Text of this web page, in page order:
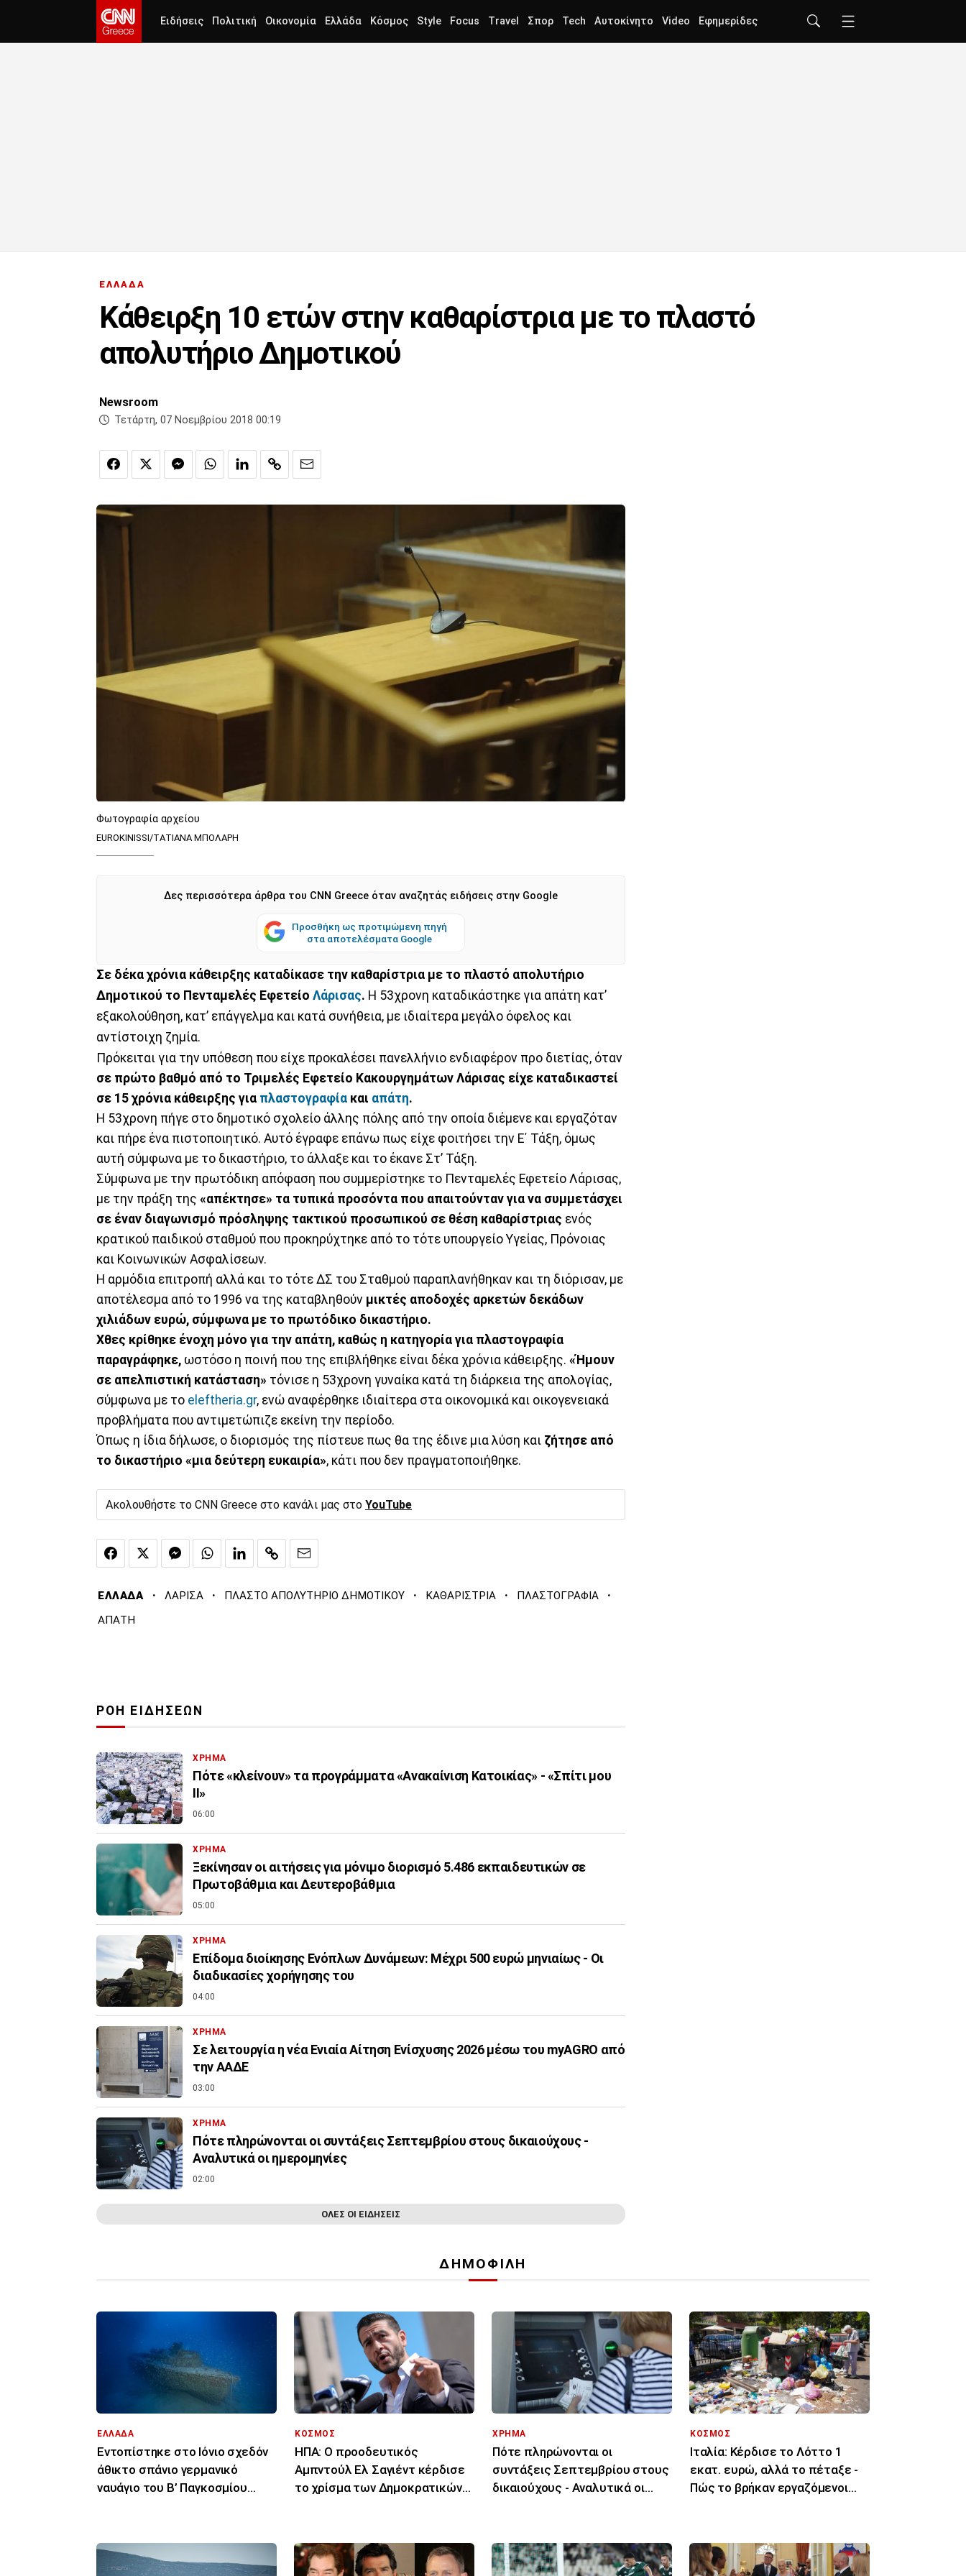
Ειδήσεις Πολιτική Οικονομία Ελλάδα Κόσμος Style Focus Travel Σπορ Tech Αυτοκίνητο Video Εφημερίδες
ΕΛΛΑΔΑ
Κάθειρξη 10 ετών στην καθαρίστρια με το πλαστό
απολυτήριο Δημοτικού
Newsroom
Τετάρτη, 07 Νοεμβρίου 2018 00:19
Φωτογραφία αρχείου
EUROKINISSI/ΤΑΤΙΑΝΑ ΜΠΟΛΑΡΗ
Δες περισσότερα άρθρα του CNN Greece όταν αναζητάς ειδήσεις στην Google
Προσθήκη ως προτιμώμενη πηγή
στα αποτελέσματα Google
Σε δέκα χρόνια κάθειρξης καταδίκασε την καθαρίστρια με το πλαστό απολυτήριο
Δημοτικού το Πενταμελές Εφετείο Λάρισας. Η 53χρονη καταδικάστηκε για απάτη κατ’
εξακολούθηση, κατ’ επάγγελμα και κατά συνήθεια, με ιδιαίτερα μεγάλο όφελος και
αντίστοιχη ζημία.
Πρόκειται για την υπόθεση που είχε προκαλέσει πανελλήνιο ενδιαφέρον προ διετίας, όταν
σε πρώτο βαθμό από το Τριμελές Εφετείο Κακουργημάτων Λάρισας είχε καταδικαστεί
σε 15 χρόνια κάθειρξης για πλαστογραφία και απάτη.
Η 53χρονη πήγε στο δημοτικό σχολείο άλλης πόλης από την οποία διέμενε και εργαζόταν
και πήρε ένα πιστοποιητικό. Αυτό έγραφε επάνω πως είχε φοιτήσει την Ε΄ Τάξη, όμως
αυτή σύμφωνα με το δικαστήριο, το άλλαξε και το έκανε Στ’ Τάξη.
Σύμφωνα με την πρωτόδικη απόφαση που συμμερίστηκε το Πενταμελές Εφετείο Λάρισας,
με την πράξη της «απέκτησε» τα τυπικά προσόντα που απαιτούνταν για να συμμετάσχει
σε έναν διαγωνισμό πρόσληψης τακτικού προσωπικού σε θέση καθαρίστριας ενός
κρατικού παιδικού σταθμού που προκηρύχτηκε από το τότε υπουργείο Υγείας, Πρόνοιας
και Κοινωνικών Ασφαλίσεων.
Η αρμόδια επιτροπή αλλά και το τότε ΔΣ του Σταθμού παραπλανήθηκαν και τη διόρισαν, με
αποτέλεσμα από το 1996 να της καταβληθούν μικτές αποδοχές αρκετών δεκάδων
χιλιάδων ευρώ, σύμφωνα με το πρωτόδικο δικαστήριο.
Χθες κρίθηκε ένοχη μόνο για την απάτη, καθώς η κατηγορία για πλαστογραφία
παραγράφηκε, ωστόσο η ποινή που της επιβλήθηκε είναι δέκα χρόνια κάθειρξης. «Ήμουν
σε απελπιστική κατάσταση» τόνισε η 53χρονη γυναίκα κατά τη διάρκεια της απολογίας,
σύμφωνα με το eleftheria.gr, ενώ αναφέρθηκε ιδιαίτερα στα οικονομικά και οικογενειακά
προβλήματα που αντιμετώπιζε εκείνη την περίοδο.
Όπως η ίδια δήλωσε, ο διορισμός της πίστευε πως θα της έδινε μια λύση και ζήτησε από
το δικαστήριο «μια δεύτερη ευκαιρία», κάτι που δεν πραγματοποιήθηκε.
Ακολουθήστε το CNN Greece στο κανάλι μας στο YouTube
ΕΛΛΑΔΑ · ΛΑΡΙΣΑ · ΠΛΑΣΤΟ ΑΠΟΛΥΤΗΡΙΟ ΔΗΜΟΤΙΚΟΥ · ΚΑΘΑΡΙΣΤΡΙΑ · ΠΛΑΣΤΟΓΡΑΦΙΑ ·
ΑΠΑΤΗ
ΡΟΗ ΕΙΔΗΣΕΩΝ
ΧΡΗΜΑ
Πότε «κλείνουν» τα προγράμματα «Ανακαίνιση Κατοικίας» - «Σπίτι μου
ΙΙ»
06:00
ΧΡΗΜΑ
Ξεκίνησαν οι αιτήσεις για μόνιμο διορισμό 5.486 εκπαιδευτικών σε
Πρωτοβάθμια και Δευτεροβάθμια
05:00
ΧΡΗΜΑ
Επίδομα διοίκησης Ενόπλων Δυνάμεων: Μέχρι 500 ευρώ μηνιαίως - Οι
διαδικασίες χορήγησης του
04:00
ΧΡΗΜΑ
Σε λειτουργία η νέα Ενιαία Αίτηση Ενίσχυσης 2026 μέσω του myAGRO από
την ΑΑΔΕ
03:00
ΧΡΗΜΑ
Πότε πληρώνονται οι συντάξεις Σεπτεμβρίου στους δικαιούχους -
Αναλυτικά οι ημερομηνίες
02:00
ΟΛΕΣ ΟΙ ΕΙΔΗΣΕΙΣ
ΔΗΜΟΦΙΛΗ
ΕΛΛΑΔΑ
Εντοπίστηκε στο Ιόνιο σχεδόν
άθικτο σπάνιο γερμανικό
ναυάγιο του Β’ Παγκοσμίου
ΚΟΣΜΟΣ
ΗΠΑ: Ο προοδευτικός
Αμπντούλ Ελ Σαγιέντ κέρδισε
το χρίσμα των Δημοκρατικών
ΧΡΗΜΑ
Πότε πληρώνονται οι
συντάξεις Σεπτεμβρίου στους
δικαιούχους - Αναλυτικά οι
ΚΟΣΜΟΣ
Ιταλία: Κέρδισε το Λόττο 1
εκατ. ευρώ, αλλά το πέταξε -
Πώς το βρήκαν εργαζόμενοι